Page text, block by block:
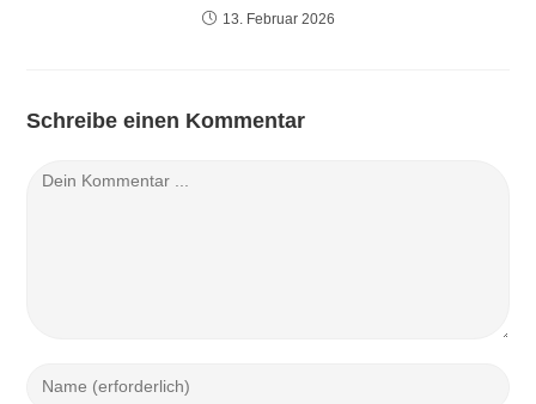
13. Februar 2026
Schreibe einen Kommentar
Kommentieren
Gib